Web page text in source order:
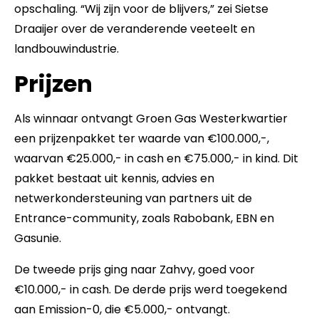
opschaling. “Wij zijn voor de blijvers,” zei Sietse
Draaijer over de veranderende veeteelt en
landbouwindustrie.
Prijzen
Als winnaar ontvangt Groen Gas Westerkwartier
een prijzenpakket ter waarde van €100.000,-,
waarvan €25.000,- in cash en €75.000,- in kind. Dit
pakket bestaat uit kennis, advies en
netwerkondersteuning van partners uit de
Entrance-community, zoals Rabobank, EBN en
Gasunie.
De tweede prijs ging naar Zahvy, goed voor
€10.000,- in cash. De derde prijs werd toegekend
aan Emission-0, die €5.000,- ontvangt.